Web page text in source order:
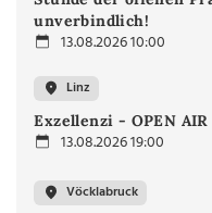
unverbindlich!
13.08.2026 10:00
Linz
Exzellenzi - OPEN AIR
13.08.2026 19:00
Vöcklabruck